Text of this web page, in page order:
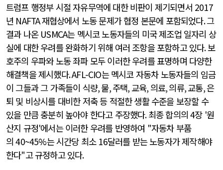
트럼프 행정부 시절 자유무역에 대한 비판이 제기되면서 2017
년 NAFTA재협상에서 노동 문제가 협정 본문에 포함되었다.그
결과 나온 USMCA는 멕시코 노동자들의 미국 제조업 일자리 상
실에 대한 우려를 완화하기 위해 여러 조항을 포함하고 있다.보
호주의 우파와 노동 좌파 모두 이러한 우려를 표명하며 다양한
해결책을 제시했다. AFL-CIO는 멕시코 자동차 노동자들의 임금
이 그들과 그 가족들이 식량,물,주택, 교육, 의료,의류,교통,은
퇴 및 비상시를 대비한 저축 등 적절한 생활 수준을 보장할 수
있을 만큼 충분히 높아야 한다고 주장했다.최종 합의의4장 '원
산지 규정'에서는 이러한 우려를 반영하여 "자동차 부품
의40~45%는 시간당 최소 16달러를 받는 노동자가 제작해야
한다"고 규정하고 있다.